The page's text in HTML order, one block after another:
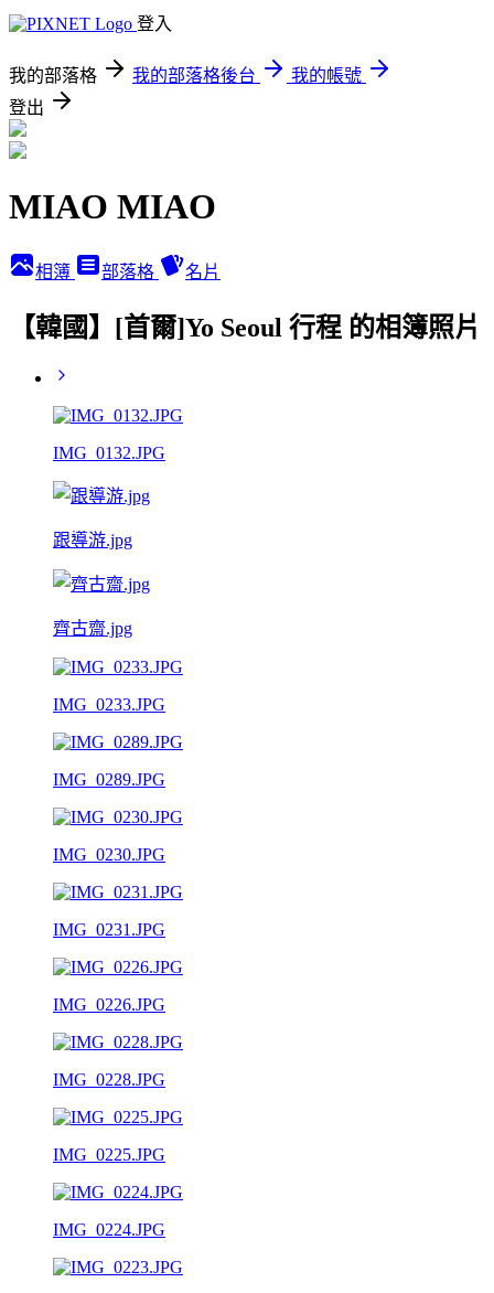
登入
我的部落格 我的部落格後台
我的帳號
登出
MIAO MIAO
相簿 部落格 名片
【韓國】[首爾]Yo Seoul 行程 的相簿照片
IMG_0132.JPG
跟導游.jpg
齊古齋.jpg
IMG_0233.JPG
IMG_0289.JPG
IMG_0230.JPG
IMG_0231.JPG
IMG_0226.JPG
IMG_0228.JPG
IMG_0225.JPG
IMG_0224.JPG